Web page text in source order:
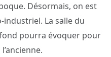
Désormais, on est
La salle du
pourra évoquer pour